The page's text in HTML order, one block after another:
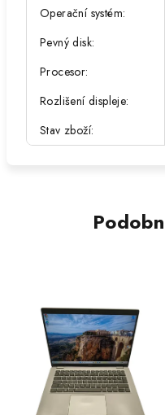
Operační systém:
Pevný disk:
Procesor:
Rozlišení displeje:
Stav zboží: